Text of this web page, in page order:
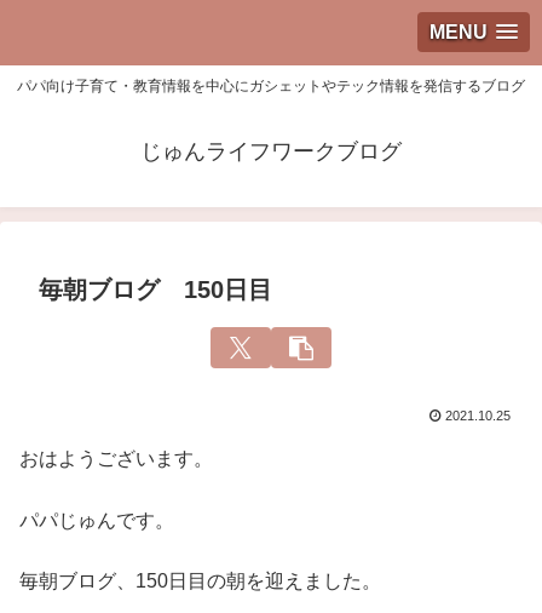
MENU
パパ向け子育て・教育情報を中心にガシェットやテック情報を発信するブログ
じゅんライフワークブログ
毎朝ブログ 150日目
2021.10.25
おはようございます。
パパじゅんです。
毎朝ブログ、150日目の朝を迎えました。